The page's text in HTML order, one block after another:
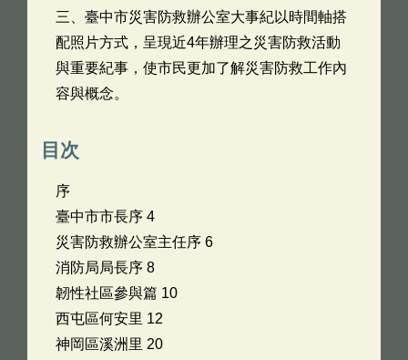
三、臺中市災害防救辦公室大事紀以時間軸搭
配照片方式，呈現近4年辦理之災害防救活動
與重要紀事，使市民更加了解災害防救工作內
容與概念。
目次
序
臺中市市長序 4
災害防救辦公室主任序 6
消防局局長序 8
韌性社區參與篇 10
西屯區何安里 12
神岡區溪洲里 20